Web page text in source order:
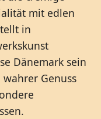
mit edlen
in
Dänemark sein
Genuss